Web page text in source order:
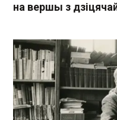
на вершы з